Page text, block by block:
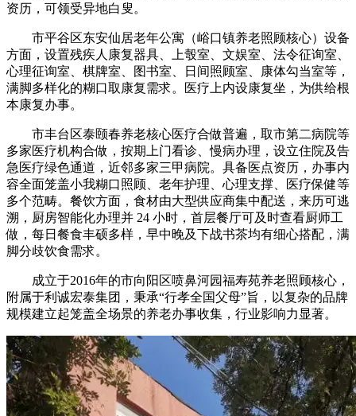
资历，可领受异地白叟。
市平谷区东安仙居老年公寓（峪口镇养老照顾核心）设备
方面，设置残疾人康复器具、上彀室、文娱室、法令征询室、
心理征询室、棋牌室、图书室、日间照顾室、康体勾当室等，
满脚多样化的糊口取康复需求。医疗上内设康复坐，为供给根
本康复办事。
市丰台区泰颐春养老核心医疗合做普遍，取市第二病院等
多家医疗机构合做，按期上门看诊、慢病办理，设立住院及告
急医疗绿色通道，近邻多家三甲病院。具备医点资历，办事内
容全面笼盖小我糊口照顾、老年护理、心理支撑、医疗保健等
多个范畴。餐饮方面，食材由大型供应商集中配送，来历可逃
溯，厨房智能化办理并 24 小时，首层餐厅可及时查看厨师工
做，每日餐食丰硕多样，早中晚及下战书茶均有细心搭配，满
脚分歧饮食需求。
成立于2016年的市向阳区喷鼻河园福寿苑养老照顾核心，
附属于利诚宏泰集团，秉承“行孝全国父母”旨，以复杂的品牌
规模建立起笼盖全场景的养老办事收集，行业影响力显著。